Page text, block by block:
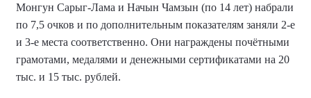
Монгун Сарыг-Лама и Начын Чамзын (по 14 лет) набрали
по 7,5 очков и по дополнительным показателям заняли 2-е
и 3-е места соответственно. Они награждены почётными
грамотами, медалями и денежными сертификатами на 20
тыс. и 15 тыс. рублей.